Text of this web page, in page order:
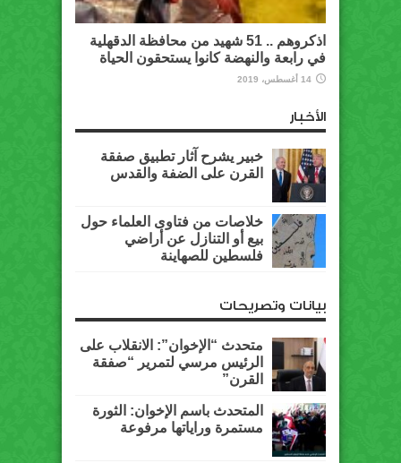
اذكروهم .. 51 شهيد من محافظة الدقهلية
في رابعة والنهضة كانوا يستحقون الحياة
14 أغسطس، 2019
الأخبار
خبير يشرح آثار تطبيق صفقة
القرن على الضفة والقدس
خلاصات من فتاوى العلماء حول
بيع أو التنازل عن أراضي
فلسطين للصهاينة
بيانات وتصريحات
متحدث “الإخوان”: الانقلاب على
الرئيس مرسي لتمرير “صفقة
القرن”
المتحدث باسم الإخوان: الثورة
مستمرة وراياتها مرفوعة